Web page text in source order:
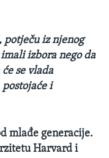
iz njenog
izbora nego da
se vlada
i
mlađe generacije.
Harvard i